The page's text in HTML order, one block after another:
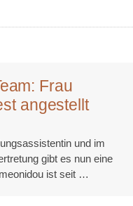
Frau
angestellt
und im
gibt es nun eine
ist seit …